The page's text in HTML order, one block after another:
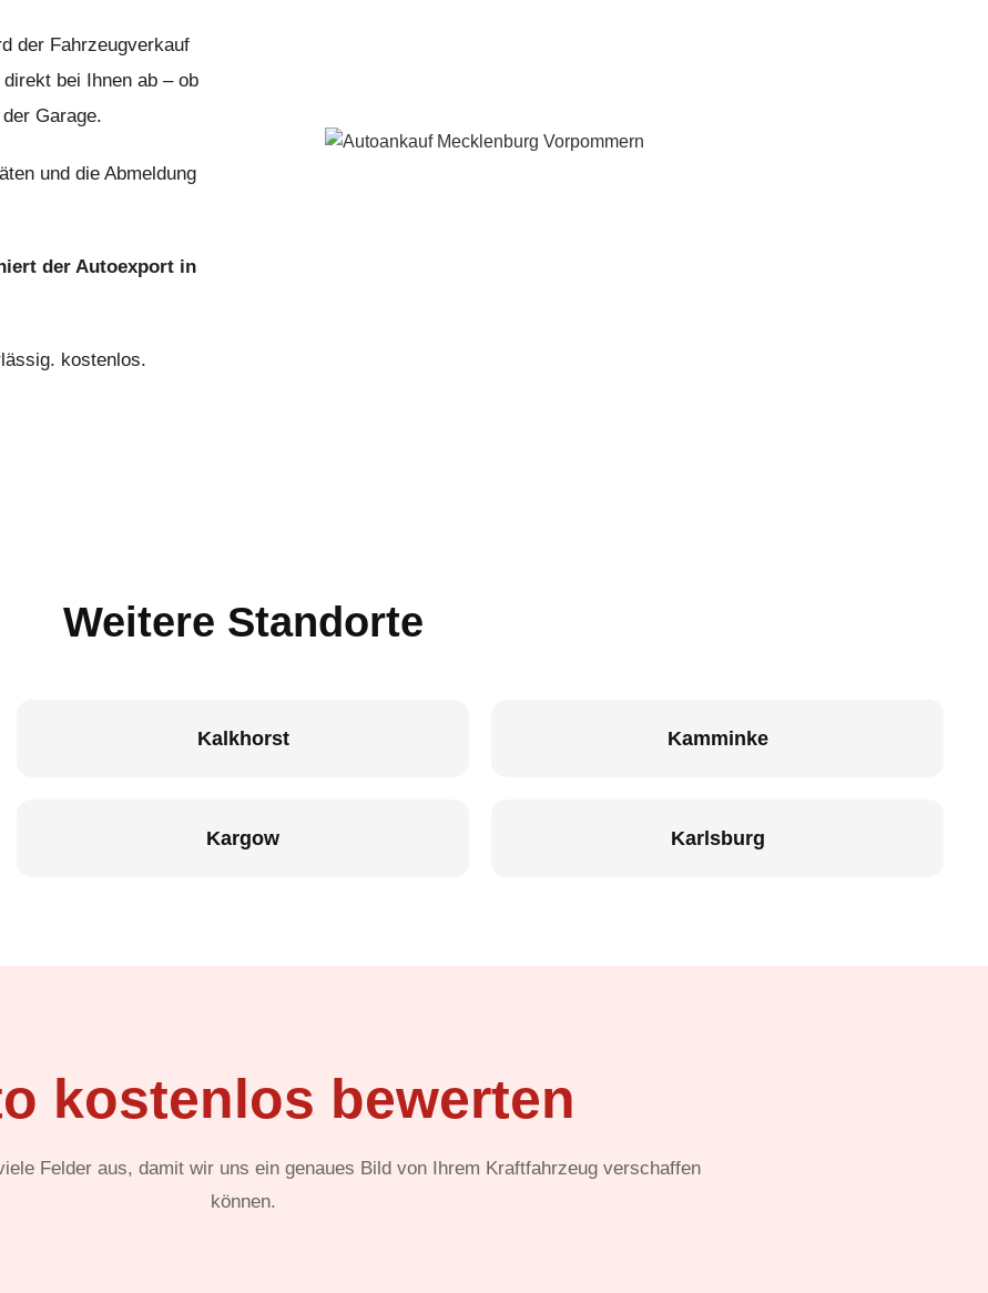
der Fahrzeugverkauf
bei Ihnen ab – ob
Garage.
und die Abmeldung
der Autoexport in
kostenlos.
Weitere Standorte
Kalkhorst Kamminke
Kargow Karlsburg
kostenlos bewerten
Felder aus, damit wir uns ein genaues Bild von Ihrem Kraftfahrzeug verschaffen
können.